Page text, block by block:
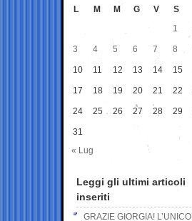
L M M G V S
1
3 4 5 6 7 8
10 11 12 13 14 15
17 18 19 20 21 22
24 25 26 27 28 29
31
« Lug
Leggi gli ultimi articoli
inseriti
GRAZIE GIORGIA! L’UNICO